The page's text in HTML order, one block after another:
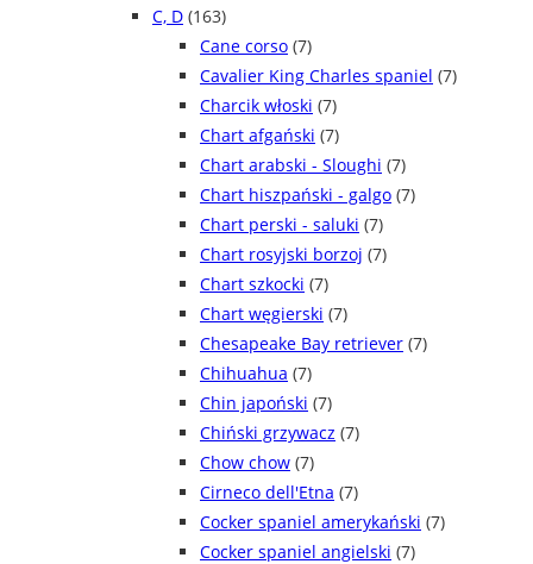
C, D (163)
Cane corso (7)
Cavalier King Charles spaniel (7)
Charcik włoski (7)
Chart afgański (7)
Chart arabski - Sloughi (7)
Chart hiszpański - galgo (7)
Chart perski - saluki (7)
Chart rosyjski borzoj (7)
Chart szkocki (7)
Chart węgierski (7)
Chesapeake Bay retriever (7)
Chihuahua (7)
Chin japoński (7)
Chiński grzywacz (7)
Chow chow (7)
Cirneco dell'Etna (7)
Cocker spaniel amerykański (7)
Cocker spaniel angielski (7)